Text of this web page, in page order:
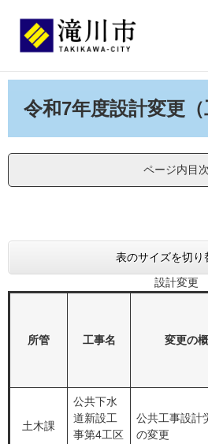
先
を
て
本
へ
令和7年度設計変更（
ページ内目次
表のサイズを切り
設計変更
所管 工事名 変更の
土木課
公共下水
道新設工
事第4工区
公共工事設計
の変更